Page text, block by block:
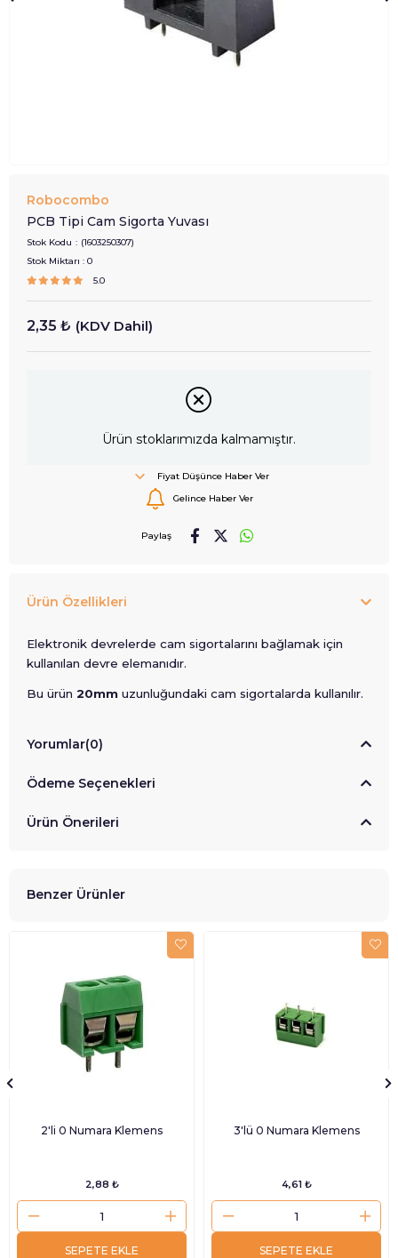
Robocombo
PCB Tipi Cam Sigorta Yuvası
Stok Kodu
(1603250307)
Stok Miktarı : 0
5.0
2,35 ₺ (KDV Dahil)
Ürün stoklarımızda kalmamıştır.
Fiyat Düşünce Haber Ver
Gelince Haber Ver
Paylaş
Ürün Özellikleri
Elektronik devrelerde cam sigortalarını bağlamak için
kullanılan devre elemanıdır.
Bu ürün 20mm uzunluğundaki cam sigortalarda kullanılır.
Yorumlar(0)
Ödeme Seçenekleri
Ürün Önerileri
Benzer Ürünler
2'li 0 Numara Klemens
2,88 ₺
SEPETE EKLE
3'lü 0 Numara Klemens
4,61 ₺
SEPETE EKLE